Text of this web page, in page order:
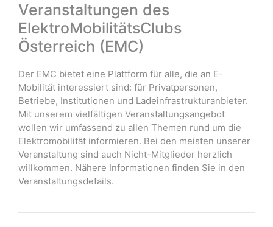
Veranstaltungen des
ElektroMobilitätsClubs
Österreich (EMC)
Der EMC bietet eine Plattform für alle, die an E-
Mobilität interessiert sind: für Privatpersonen,
Betriebe, Institutionen und Ladeinfrastrukturanbieter.
Mit unserem vielfältigen Veranstaltungsangebot
wollen wir umfassend zu allen Themen rund um die
Elektromobilität informieren. Bei den meisten unserer
Veranstaltung sind auch Nicht-Mitglieder herzlich
willkommen. Nähere Informationen finden Sie in den
Veranstaltungsdetails.